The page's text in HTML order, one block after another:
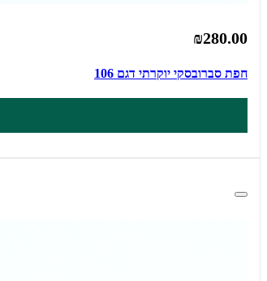
₪280.00
חפת סברובסקי יוקרתי דגם 106